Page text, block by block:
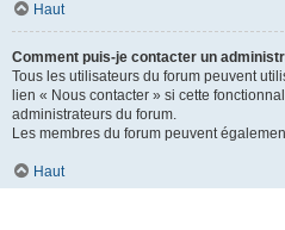
Haut
Comment puis-je contacter un
Tous les utilisateurs du forum peuvent
lien « Nous contacter » si cette
administrateurs du forum.
Les membres du forum peuvent
Haut